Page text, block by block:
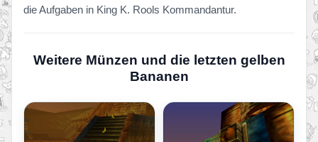
die Aufgaben in King K. Rools Kommandantur.
Weitere Münzen und die letzten gelben
Bananen